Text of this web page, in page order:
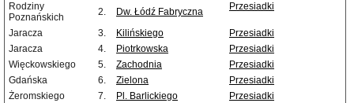
Rodziny
Poznańskich
2. Dw. Łódź Fabryczna Przesiadki
Jaracza 3. Kilińskiego
Przesiadki
Jaracza
4. Piotrkowska
Przesiadki
Więckowskiego
5. Zachodnia
Przesiadki
Gdańska
6. Zielona
Przesiadki
Żeromskiego
7. Pl. Barlickiego
Przesiadki